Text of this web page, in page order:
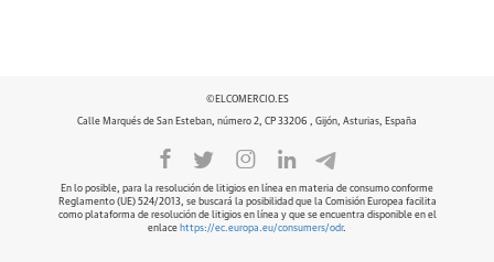
©ELCOMERCIO.ES
Calle Marqués de San Esteban, número 2, CP 33206 , Gijón, Asturias, España
En lo posible, para la resolución de litigios en línea en materia de consumo conforme
Reglamento (UE) 524/2013, se buscará la posibilidad que la Comisión Europea facilita
como plataforma de resolución de litigios en línea y que se encuentra disponible en el
enlace https://ec.europa.eu/consumers/odr.